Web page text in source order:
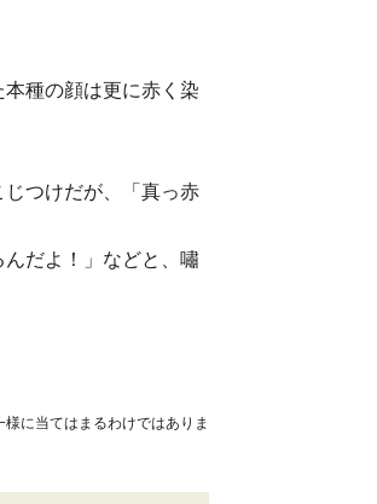
種の顔は更に赤く染
つけだが、「真っ赤
だよ！」などと、嘯
に当てはまるわけではありま